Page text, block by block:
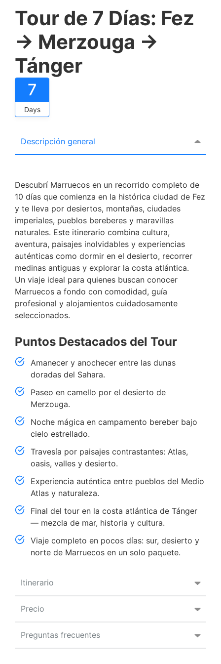
Tour de 7 Días: Fez
→ Merzouga →
Tánger
7
Days
Descripción general
Itinerario
Precio
Preguntas frecuentes
Descubrí Marruecos en un recorrido completo de
10 días que comienza en la histórica ciudad de Fez
y te lleva por desiertos, montañas, ciudades
imperiales, pueblos bereberes y maravillas
naturales. Este itinerario combina cultura,
aventura, paisajes inolvidables y experiencias
auténticas como dormir en el desierto, recorrer
medinas antiguas y explorar la costa atlántica.
Un viaje ideal para quienes buscan conocer
Marruecos a fondo con comodidad, guía
profesional y alojamientos cuidadosamente
seleccionados.
Puntos Destacados del Tour
Amanecer y anochecer entre las dunas
doradas del Sahara.
Paseo en camello por el desierto de
Merzouga.
Noche mágica en campamento bereber bajo
cielo estrellado.
Travesía por paisajes contrastantes: Atlas,
oasis, valles y desierto.
Experiencia auténtica entre pueblos del Medio
Atlas y naturaleza.
Final del tour en la costa atlántica de Tánger
— mezcla de mar, historia y cultura.
Viaje completo en pocos días: sur, desierto y
norte de Marruecos en un solo paquete.